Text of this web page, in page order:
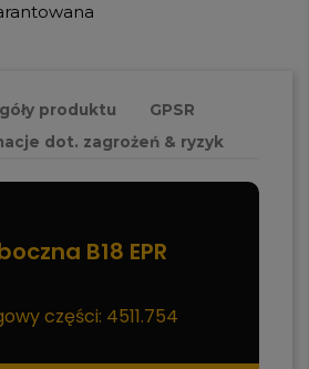
produktu
GPSR
dot. zagrożeń & ryzyk
B18 EPR
części: 4511.754